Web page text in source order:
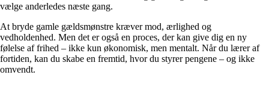
vælge anderledes næste gang.
At bryde gamle gældsmønstre kræver mod, ærlighed og
vedholdenhed. Men det er også en proces, der kan give dig en ny
følelse af frihed – ikke kun økonomisk, men mentalt. Når du lærer af
fortiden, kan du skabe en fremtid, hvor du styrer pengene – og ikke
omvendt.